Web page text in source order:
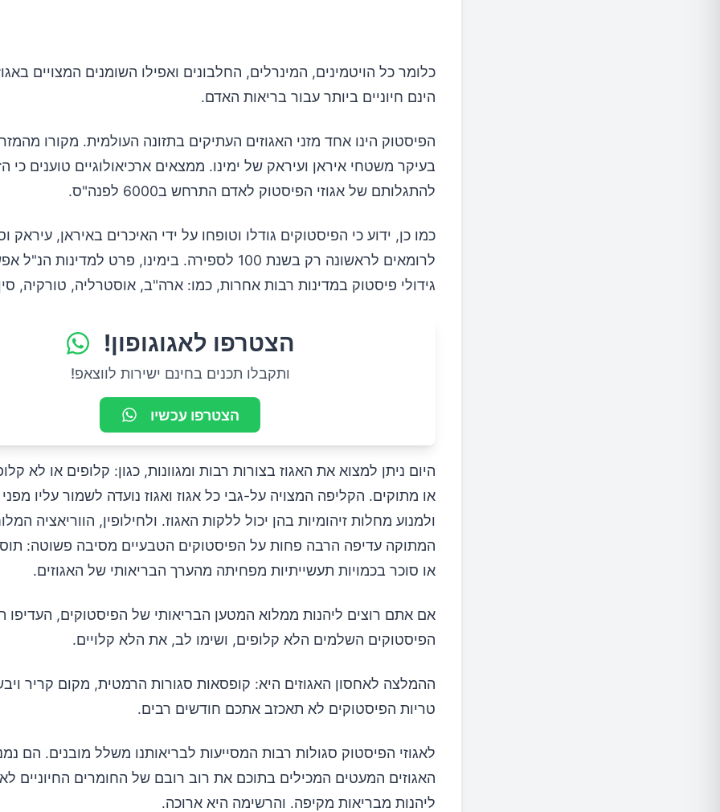
כלומר כל הויטמינים, המינרלים, החלבונים ואפילו השומנים המצויים
הינם חיוניים ביותר עבור בריאות האדם.
הפיסטוק הינו אחד מזני האגוזים העתיקים בתזונה העולמית. מקורו
בעיקר משטחי איראן ועיראק של ימינו. ממצאים ארכיאולוגיים טוענים כי
להתגלותם של אגוזי הפיסטוק לאדם התרחש ב6000 לפנה"ס.
כמו כן, ידוע כי הפיסטוקים גודלו וטופחו על ידי האיכרים באיראן, עיראק
לרומאים לראשונה רק בשנת 100 לספירה. בימינו, פרט למדינות
גידולי פיסטוק במדינות רבות אחרות, כמו: ארה"ב, אוסטרליה, טורקיה,
הצטרפו לאגוגופון!
ותקבלו תכנים בחינם ישירות לווצאפ!
הצטרפו עכשיו
היום ניתן למצוא את האגוז בצורות רבות ומגוונות, כגון: קלופים או לא
או מתוקים. הקליפה המצויה על-גבי כל אגוז ואגוז נועדה לשמור עליו
ולמנוע מחלות זיהומיות בהן יכול ללקות האגוז. ולחילופין, הווריאציה
המתוקה עדיפה הרבה פחות על הפיסטוקים הטבעיים מסיבה פשוטה:
או סוכר בכמויות תעשייתיות מפחיתה מהערך הבריאותי של האגוזים.
אם אתם רוצים ליהנות ממלוא המטען הבריאותי של הפיסטוקים, העדיפו
הפיסטוקים השלמים הלא קלופים, ושימו לב, את הלא קלויים.
ההמלצה לאחסון האגוזים היא: קופסאות סגורות הרמטית, מקום קריר
טריות הפיסטוקים לא תאכזב אתכם חודשים רבים.
לאגוזי הפיסטוק סגולות רבות המסייעות לבריאותנו משלל מובנים. הם
האגוזים המעטים המכילים בתוכם את רוב רובם של החומרים החיוניים
ליהנות מבריאות מקיפה. והרשימה היא ארוכה.